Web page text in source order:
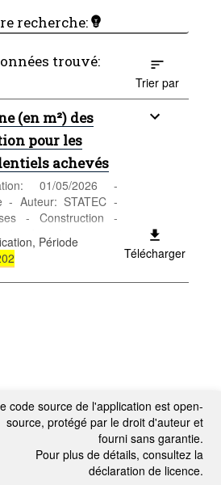
recherche:
trouvé:
Trier par
(en m²) des
pour les
achevés
01/05/2026 -
- Auteur: STATEC -
- Construction -
surface
Période
Télécharger
code source de l'application est open-
source, protégé par le droit d'auteur et
fourni sans garantie.
Pour plus de détails, consultez la
déclaration de licence.